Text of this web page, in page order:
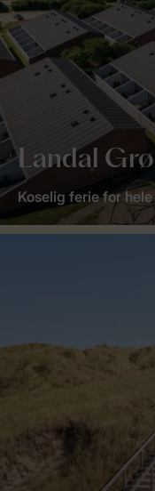
Landal
Koselig ferie for